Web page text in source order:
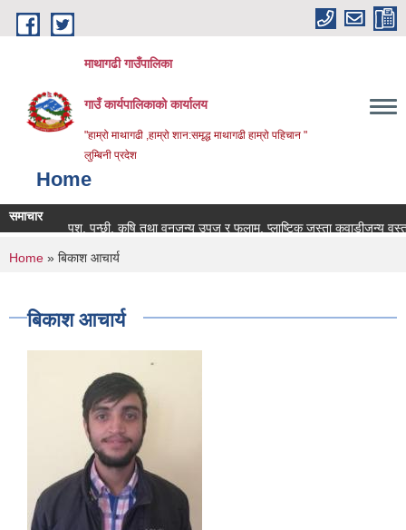
Skip to main content
माथागढी गाउँपालिका
गाउँ कार्यपालिकाको कार्यालय
"हाम्रो माथागढी ,हाम्रो शान:समृद्ध माथागढी हाम्रो पहिचान "
लुम्बिनी प्रदेश
Home
समाचार
पशु, पन्छी, कृषि तथा वनजन्य उपज र फलाम, प्लाष्टिक जस्ता कवाडीजन्य
You are here
Home » बिकाश आचार्य
बिकाश आचार्य